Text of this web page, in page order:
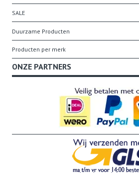
SALE
Duurzame Producten
Producten per merk
ONZE PARTNERS